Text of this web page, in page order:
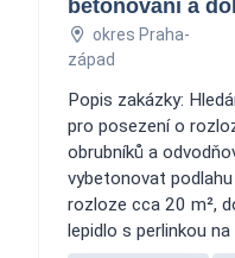
betonování a
okres Praha-
západ
Popis zakázky:
pro posezení o
obrubníků a
vybetonovat
rozloze cca 20 m²,
lepidlo s perlinkou na